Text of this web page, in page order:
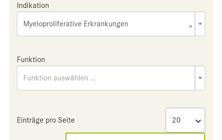
Indikation
×
Myeloproliferative Erkrankungen
Funktion
Funktion auswählen ...
Einträge pro Seite